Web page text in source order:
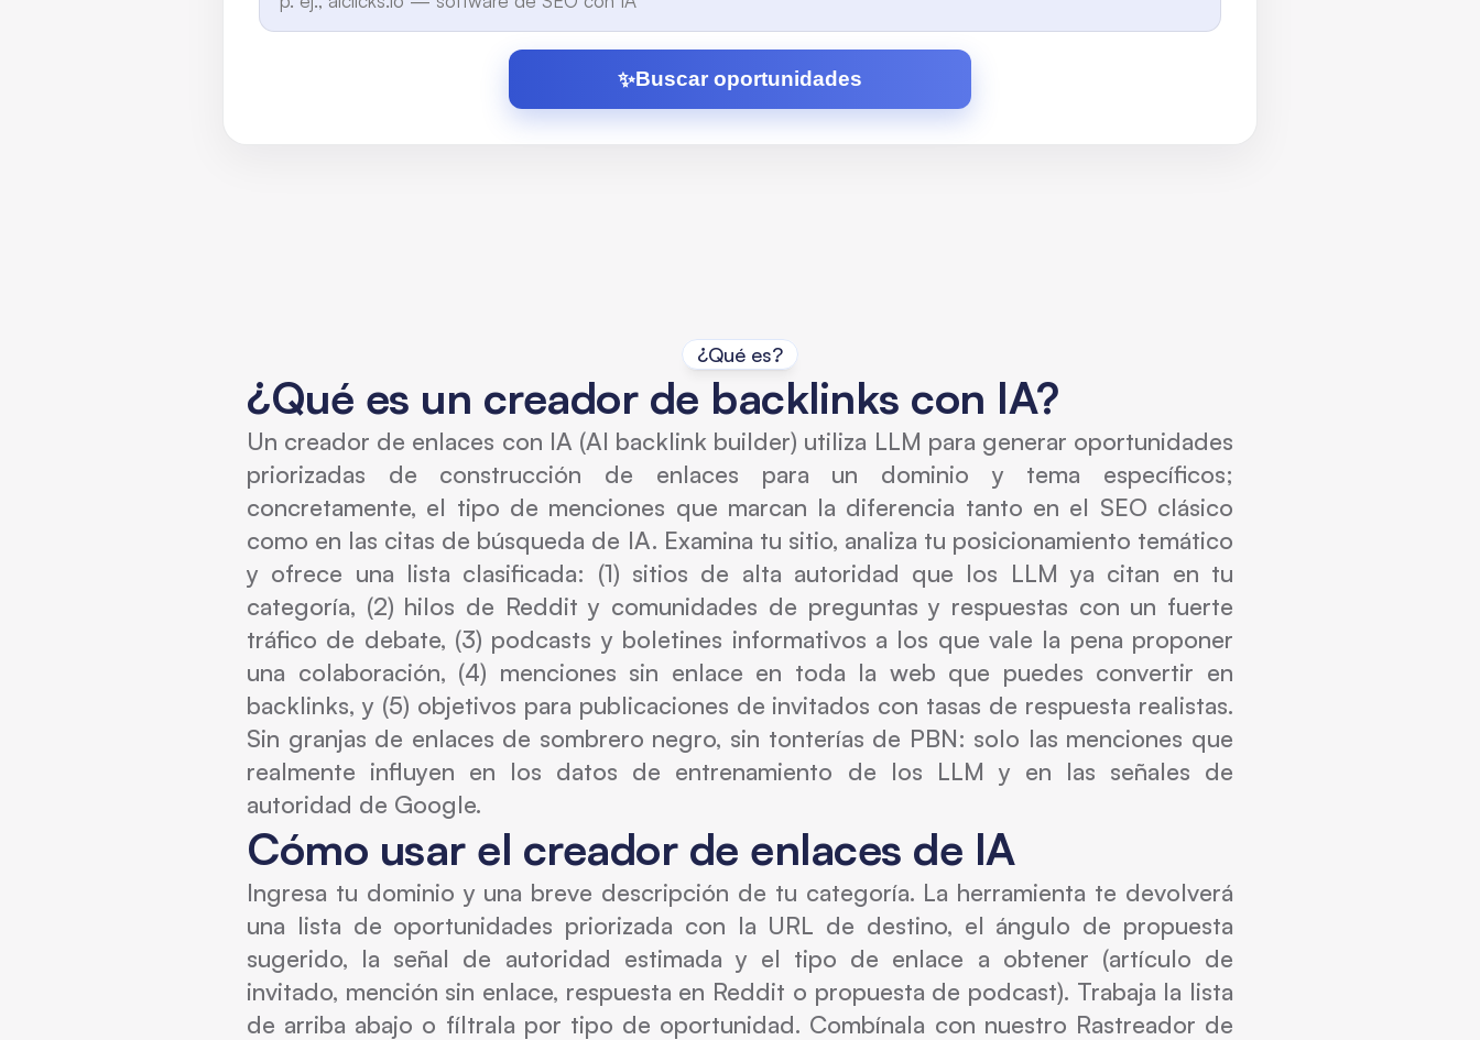
✨Buscar oportunidades
¿Qué es?
¿Qué es un creador de backlinks con IA?
Un creador de enlaces con IA (AI backlink builder) utiliza LLM para generar oportunidades
priorizadas de construcción de enlaces para un dominio y tema específicos;
concretamente, el tipo de menciones que marcan la diferencia tanto en el SEO clásico
como en las citas de búsqueda de IA. Examina tu sitio, analiza tu posicionamiento temático
y ofrece una lista clasificada: (1) sitios de alta autoridad que los LLM ya citan en tu
categoría, (2) hilos de Reddit y comunidades de preguntas y respuestas con un fuerte
tráfico de debate, (3) podcasts y boletines informativos a los que vale la pena proponer
una colaboración, (4) menciones sin enlace en toda la web que puedes convertir en
backlinks, y (5) objetivos para publicaciones de invitados con tasas de respuesta realistas.
Sin granjas de enlaces de sombrero negro, sin tonterías de PBN: solo las menciones que
realmente influyen en los datos de entrenamiento de los LLM y en las señales de
autoridad de Google.
Cómo usar el creador de enlaces de IA
Ingresa tu dominio y una breve descripción de tu categoría. La herramienta te devolverá
una lista de oportunidades priorizada con la URL de destino, el ángulo de propuesta
sugerido, la señal de autoridad estimada y el tipo de enlace a obtener (artículo de
invitado, mención sin enlace, respuesta en Reddit o propuesta de podcast). Trabaja la lista
de arriba abajo o fíltrala por tipo de oportunidad. Combínala con nuestro Rastreador de